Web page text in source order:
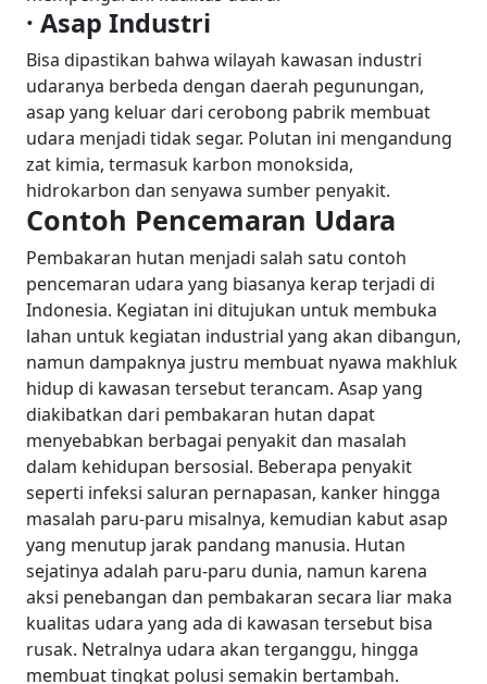
· Asap Industri
Bisa dipastikan bahwa wilayah kawasan industri
udaranya berbeda dengan daerah pegunungan,
asap yang keluar dari cerobong pabrik membuat
udara menjadi tidak segar. Polutan ini mengandung
zat kimia, termasuk karbon monoksida,
hidrokarbon dan senyawa sumber penyakit.
Contoh Pencemaran Udara
Pembakaran hutan menjadi salah satu contoh
pencemaran udara yang biasanya kerap terjadi di
Indonesia. Kegiatan ini ditujukan untuk membuka
lahan untuk kegiatan industrial yang akan dibangun,
namun dampaknya justru membuat nyawa makhluk
hidup di kawasan tersebut terancam. Asap yang
diakibatkan dari pembakaran hutan dapat
menyebabkan berbagai penyakit dan masalah
dalam kehidupan bersosial. Beberapa penyakit
seperti infeksi saluran pernapasan, kanker hingga
masalah paru-paru misalnya, kemudian kabut asap
yang menutup jarak pandang manusia. Hutan
sejatinya adalah paru-paru dunia, namun karena
aksi penebangan dan pembakaran secara liar maka
kualitas udara yang ada di kawasan tersebut bisa
rusak. Netralnya udara akan terganggu, hingga
membuat tingkat polusi semakin bertambah.